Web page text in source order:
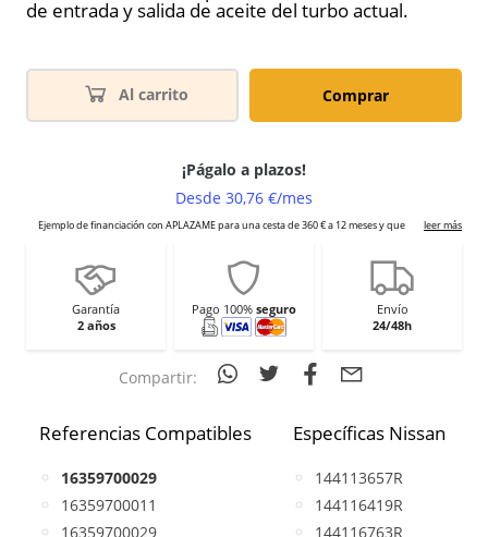
de entrada y salida de aceite del turbo actual.
Al carrito Comprar
Garantía
2 años
Pago 100% seguro
Envío
24/48h
Compartir:
Referencias Compatibles
16359700029
16359700011
16359700029
Específicas Nissan
144113657R
144116419R
144116763R